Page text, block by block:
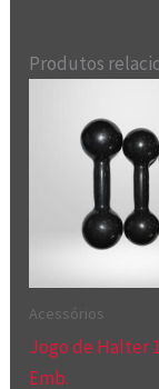
Produtos
Acessórios
Jogo de Halter
Emb.